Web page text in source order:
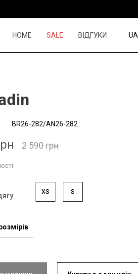
HOME SALE ВІДГУКИ UA
BR26-282/AN26-282
2 590 грн
XS S